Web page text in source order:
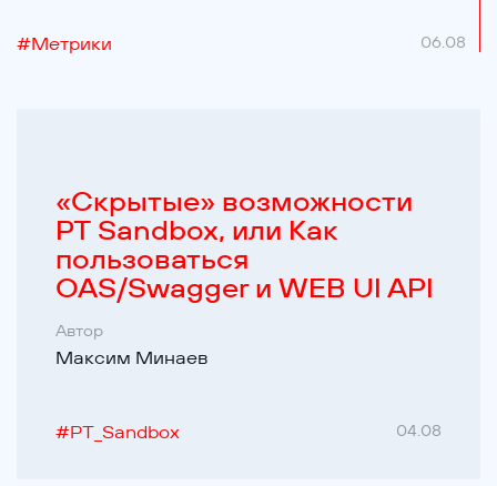
#Метрики 06.08
«Cкрытые» возможности
PT Sandbox, или Как
пользоваться
OAS/Swagger и WEB UI API
Автор
Максим Минаев
#PT_Sandbox 04.08